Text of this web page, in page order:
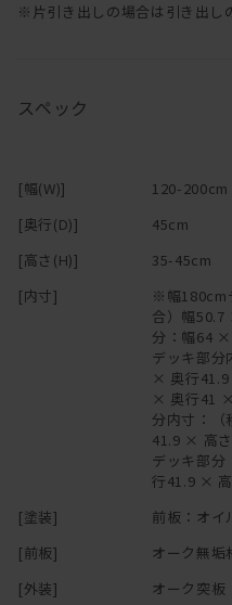
※片引き出しの場合は引き出し
スペック
[幅(W)]
120-200cm
[奥行(D)]
45cm
[高さ(H)]
35-45cm
[内寸]
※幅180cm
合）幅
分：幅64
デッキ部分
× 奥行
× 奥行41
分内寸：
41.9 × 高
デッキ部
行41.9 ×
[塗装]
前板：オイ
[前板]
オーク無垢
[外装]
オーク突板